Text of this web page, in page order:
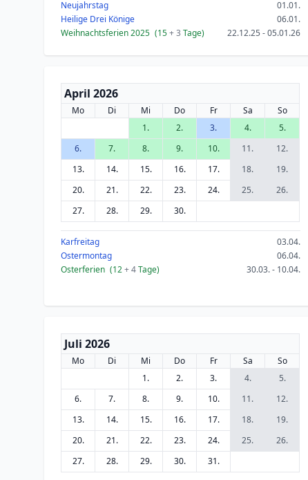
Neujahrstag
01.01.
Heilige Drei Könige
06.01.
Weihnachtsferien 2025 (15+ 3 Tage) 22.12.25 - 05.01.26
April 2026
Mo Di Mi Do Fr Sa
So
1.
2. 3. 4.
5.
6.
7. 8. 9. 10. 11.
12.
13.
14. 15. 16. 17. 18.
19.
20.
21. 22. 23. 24. 25.
26.
27.
28. 29. 30.
Karfreitag
03.04.
Ostermontag
06.04.
Osterferien (12+ 4Tage) 30.03. - 10.04.
Juli 2026
Mo Di Mi Do Fr Sa
So
1.
2. 3. 4.
5.
6.
7. 8. 9. 10. 11.
12.
13.
14. 15. 16. 17. 18.
19.
20.
21. 22. 23. 24. 25.
26.
27.
28. 29. 30. 31.